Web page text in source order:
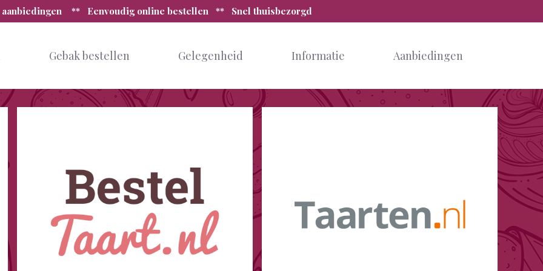
aanbiedingen ** Eenvoudig online bestellen ** Snel thuisbezorgd
Gebak bestellen Gelegenheid Informatie Aanbiedingen